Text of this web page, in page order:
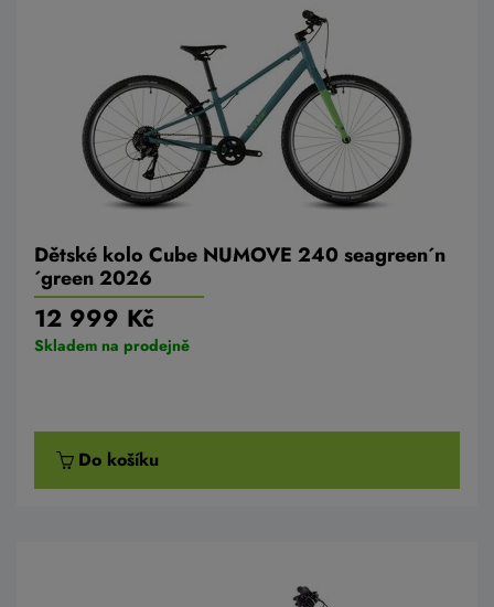
Dětské kolo Cube NUMOVE 240 seagreen´n
´green 2026
12 999 Kč
Skladem na prodejně
Do košíku